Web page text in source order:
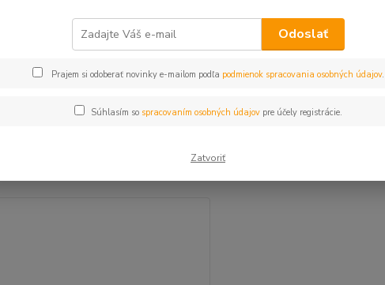
Upresniť parametre
Odoslať
Prajem si odoberať novinky e-mailom podľa podmienok spracovania osobných údajov.
Súhlasím so spracovaním osobných údajovpre účely registrácie.
Zatvoriť